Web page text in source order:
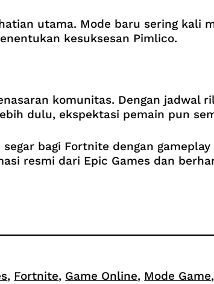
utama. Mode baru sering kali
kesuksesan Pimlico.
komunitas. Dengan jadwal
dulu, ekspektasi pemain pun
bagi Fortnite dengan gameplay
resmi dari Epic Games dan
, Fortnite, Game Online, Mode Game,